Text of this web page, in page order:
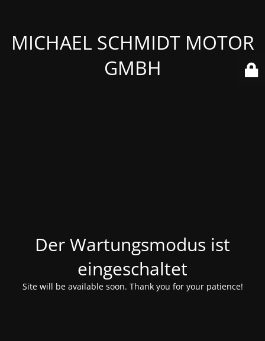
MICHAEL SCHMIDT MOTOR
GMBH
Der Wartungsmodus ist
eingeschaltet
Site will be available soon. Thank you for your patience!